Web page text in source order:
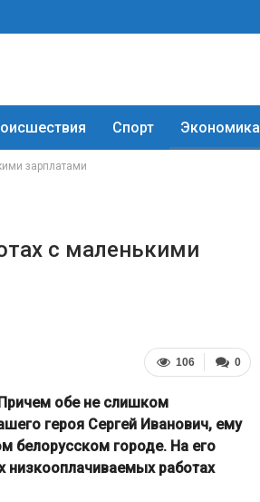
Спорт Экономика
зарплатами
с маленькими
0
106
обе не слишком
героя Сергей Иванович, ему
белорусском городе. На его
низкооплачиваемых работах